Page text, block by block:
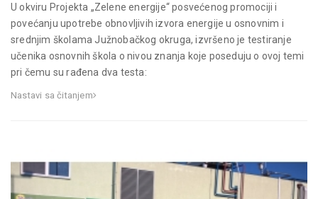
U okviru Projekta „Zelene energije“ posvećenog promociji i
povećanju upotrebe obnovljivih izvora energije u osnovnim i
srednjim školama Južnobačkog okruga, izvršeno je testiranje
učenika osnovnih škola o nivou znanja koje poseduju o ovoj temi
pri čemu su rađena dva testa:
Nastavi sa čitanjem